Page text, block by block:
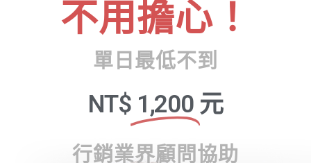
不用擔心！
單日最低不到
NT$ 1,200 元
行銷業界顧問協助